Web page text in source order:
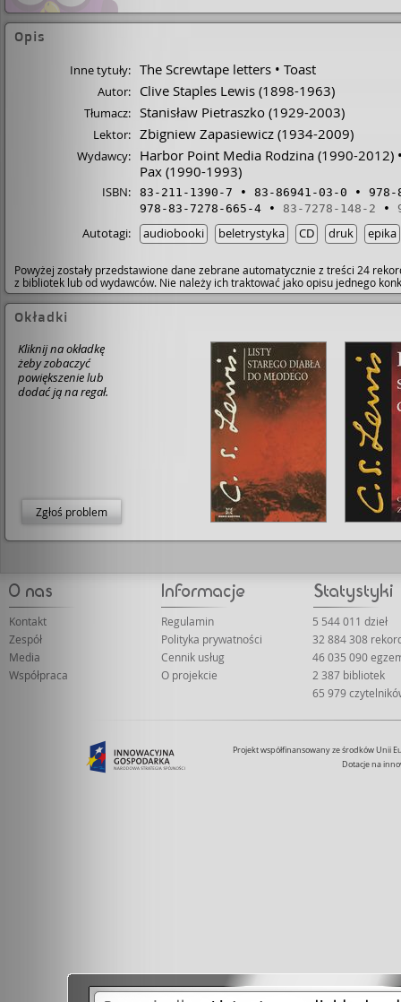
Opis
Inne tytuły: The Screwtape letters Toast
Autor: Clive Staples Lewis (1898-1963)
Tłumacz: Stanisław Pietraszko (1929-2003)
Lektor: Zbigniew Zapasiewicz (1934-2009)
Wydawcy: Harbor Point Media Rodzina (1990-2012)
Pax (1990-1993)
ISBN: 83-211-1390-7 83-86941-03-0
978-
978-83-7278-665-4
83-7278-148-2
Autotagi: audiobooki beletrystyka CD druk epika
Powyżej zostały przedstawione dane zebrane automatycznie z treści 24
z bibliotek lub od wydawców. Nie należy ich traktować jako opisu jednego
Okładki
Kliknij na okładkę
żeby zobaczyć
powiększenie lub
dodać ją na regał.
Zgłoś problem
Kontakt
Zespół
Media
Współpraca
Regulamin
Polityka prywatności
Cennik usług
O projekcie
5 544 011 dzieł
32 884 308
46 035 090
2 387 bibliotek
65 979
Projekt współfinansowany ze środków Unii
Dotacje na